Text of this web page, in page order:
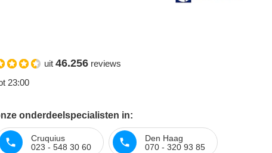
uit 46.256 reviews
23:00
onderdeelspecialisten in:
Cruquius
023 - 548 30 60
Den Haag
070 - 320 93 85